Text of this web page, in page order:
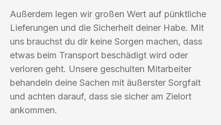
Außerdem legen wir großen Wert auf pünktliche
Lieferungen und die Sicherheit deiner Habe. Mit
uns brauchst du dir keine Sorgen machen, dass
etwas beim Transport beschädigt wird oder
verloren geht. Unsere geschulten Mitarbeiter
behandeln deine Sachen mit äußerster Sorgfalt
und achten darauf, dass sie sicher am Zielort
ankommen.